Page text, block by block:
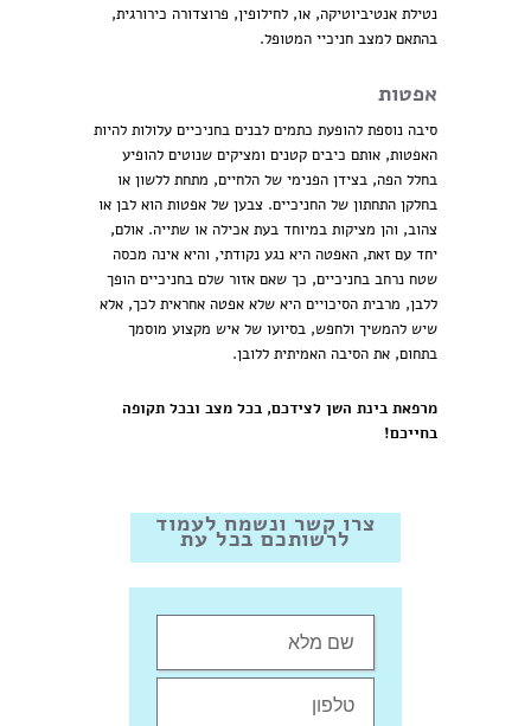
נטילת אנטיביוטיקה, או, לחילופין, פרוצדורה כירורגית,
בהתאם למצב חניכיי המטופל.
אפטות
סיבה נוספת להופעת כתמים לבנים בחניכיים עלולות להיות
האפטות, אותם כיבים קטנים ומציקים שנוטים להופיע
בחלל הפה, בצידן הפנימי של הלחיים, מתחת ללשון או
בחלקן התחתון של החניכיים. צבען של אפטות הוא לבן או
צהוב, והן מציקות במיוחד בעת אכילה או שתייה. אולם,
יחד עם זאת, האפטה היא נגע נקודתי, והיא אינה מכסה
שטח נרחב בחניכיים, כך שאם אזור שלם בחניכיים הופך
ללבן, מרבית הסיכויים היא שלא אפטה אחראית לכך, אלא
שיש להמשיך ולחפש, בסיועו של איש מקצוע מוסמך
בתחום, את הסיבה האמיתית ללובן.
מרפאת בינת השן לצידכם, בכל מצב ובכל תקופה
בחייכם!
צרו קשר ונשמח לעמוד
לרשותכם בכל עת